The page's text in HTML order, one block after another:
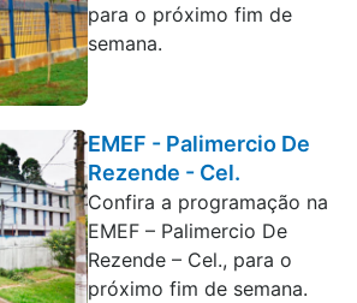
para o próximo fim de
semana.
EMEF - Palimercio De
Rezende - Cel.
Confira a programação na
EMEF – Palimercio De
Rezende – Cel., para o
próximo fim de semana.